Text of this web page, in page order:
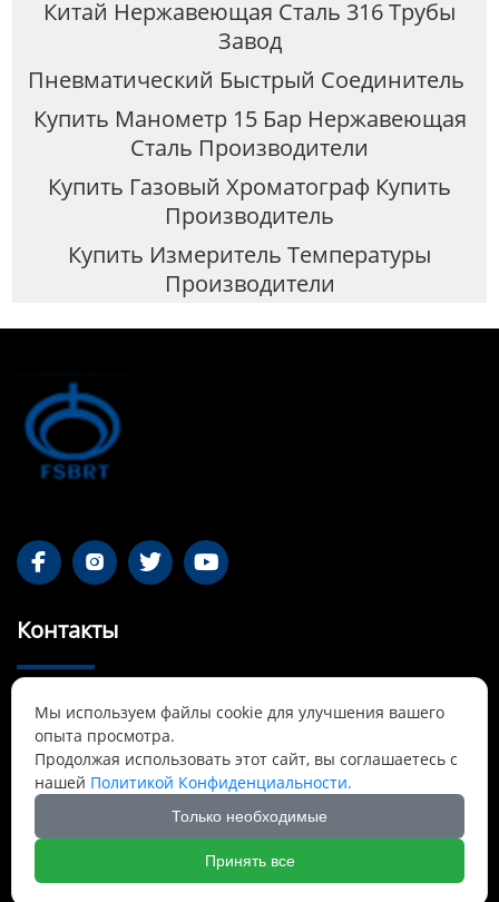
Китай Нержавеющая Сталь 316 Трубы
Завод
Пневматический Быстрый Соединитель
Купить Манометр 15 Бар Нержавеющая
Сталь Производители
Купить Газовый Хроматограф Купить
Производитель
Купить Измеритель Температуры
Производители
   
Контакты

55-1 Qianjin Road, район Синьфу, Фушунь,
Ляонин
 Cnbrtsummer@gmail.com
+8613841389007
Мы используем файлы cookie для улучшения вашего
опыта просмотра.
Продолжая использовать этот сайт, вы соглашаетесь с
нашей Политикой Конфиденциальности.
Только необходимые
Принять все